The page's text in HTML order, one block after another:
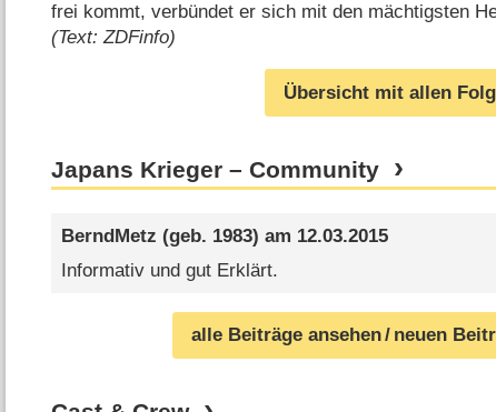
frei kommt, verbündet er sich mit den mächtigsten
(Text: ZDFinfo)
Übersicht mit allen
Japans Krieger – Community
BerndMetz (geb. 1983) am 12.03.2015
Informativ und gut Erklärt.
alle Beiträge ansehen/ neuen